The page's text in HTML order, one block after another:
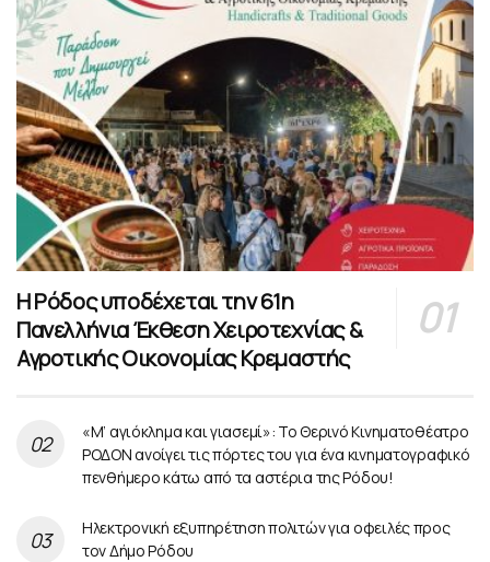
Η Ρόδος υποδέχεται την 61η
Πανελλήνια Έκθεση Χειροτεχνίας &
Αγροτικής Οικονομίας Κρεμαστής
«Μ’ αγιόκλημα και γιασεμί»: Το Θερινό Κινηματοθέατρο
ΡΟΔΟΝ ανοίγει τις πόρτες του για ένα κινηματογραφικό
πενθήμερο κάτω από τα αστέρια της Ρόδου!
Ηλεκτρονική εξυπηρέτηση πολιτών για οφειλές προς
τον Δήμο Ρόδου